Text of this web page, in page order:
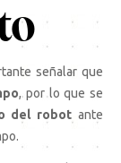
señalar que
, por lo que se
del robot ante